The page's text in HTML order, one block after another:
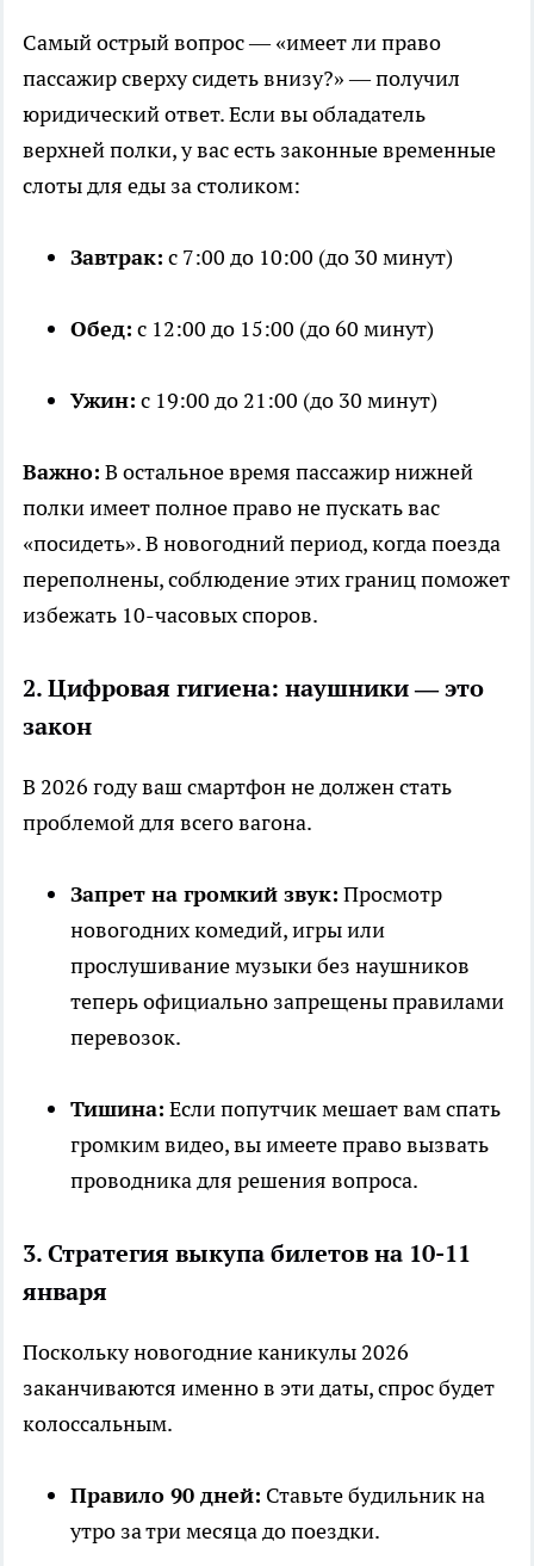
Самый острый вопрос — «имеет ли право
пассажир сверху сидеть внизу?» — получил
юридический ответ. Если вы обладатель
верхней полки, у вас есть законные временные
слоты для еды за столиком:
Завтрак: с 7:00 до 10:00 (до 30 минут)
Обед: с 12:00 до 15:00 (до 60 минут)
Ужин: с 19:00 до 21:00 (до 30 минут)
Важно: В остальное время пассажир нижней
полки имеет полное право не пускать вас
«посидеть». В новогодний период, когда поезда
переполнены, соблюдение этих границ поможет
избежать 10-часовых споров.
2. Цифровая гигиена: наушники — это
закон
В 2026 году ваш смартфон не должен стать
проблемой для всего вагона.
Запрет на громкий звук: Просмотр
новогодних комедий, игры или
прослушивание музыки без наушников
теперь официально запрещены правилами
перевозок.
Тишина: Если попутчик мешает вам спать
громким видео, вы имеете право вызвать
проводника для решения вопроса.
3. Стратегия выкупа билетов на 10-11
января
Поскольку новогодние каникулы 2026
заканчиваются именно в эти даты, спрос будет
колоссальным.
Правило 90 дней: Ставьте будильник на
утро за три месяца до поездки.